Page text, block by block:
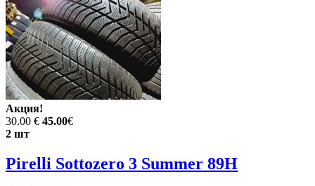
Акция!
30.00 € 45.00€
2 шт
Pirelli Sottozero 3 Summer 89H